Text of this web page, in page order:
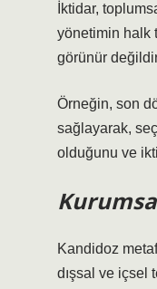
İktidar,
yönetimin halk
görünür
Örneğin, son
sağlayarak,
olduğunu ve
Kandidoz
dışsal ve içsel